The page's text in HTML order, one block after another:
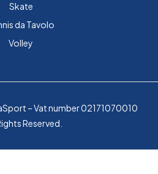
Skate
da Tavolo
Volley
– Vat number 02171070010
Reserved.